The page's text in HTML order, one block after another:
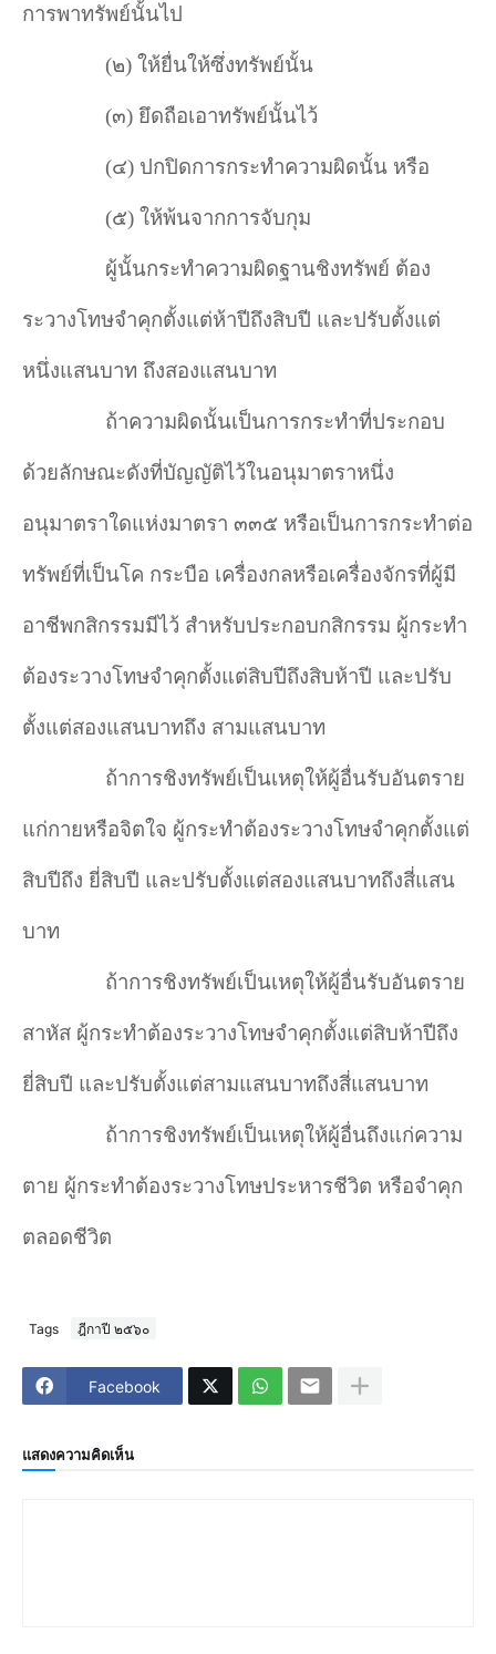
การพาทรัพย์นั้นไป
(๒) ให้ยื่นให้ซึ่งทรัพย์นั้น
(๓) ยึดถือเอาทรัพย์นั้นไว้
(๔) ปกปิดการกระทำความผิดนั้น หรือ
(๕) ให้พ้นจากการจับกุม
ผู้นั้นกระทำความผิดฐานชิงทรัพย์ ต้อง
ระวางโทษจำคุกตั้งแต่ห้าปีถึงสิบปี และปรับตั้งแต่
หนึ่งแสนบาท ถึงสองแสนบาท
ถ้าความผิดนั้นเป็นการกระทำที่ประกอบ
ด้วยลักษณะดังที่บัญญัติไว้ในอนุมาตราหนึ่ง
อนุมาตราใดแห่งมาตรา ๓๓๕ หรือเป็นการกระทำต่อ
ทรัพย์ที่เป็นโค กระบือ เครื่องกลหรือเครื่องจักรที่ผู้มี
อาชีพกสิกรรมมีไว้ สำหรับประกอบกสิกรรม ผู้กระทำ
ต้องระวางโทษจำคุกตั้งแต่สิบปีถึงสิบห้าปี และปรับ
ตั้งแต่สองแสนบาทถึง สามแสนบาท
ถ้าการชิงทรัพย์เป็นเหตุให้ผู้อื่นรับอันตราย
แก่กายหรือจิตใจ ผู้กระทำต้องระวางโทษจำคุกตั้งแต่
สิบปีถึง ยี่สิบปี และปรับตั้งแต่สองแสนบาทถึงสี่แสน
บาท
ถ้าการชิงทรัพย์เป็นเหตุให้ผู้อื่นรับอันตราย
สาหัส ผู้กระทำต้องระวางโทษจำคุกตั้งแต่สิบห้าปีถึง
ยี่สิบปี และปรับตั้งแต่สามแสนบาทถึงสี่แสนบาท
ถ้าการชิงทรัพย์เป็นเหตุให้ผู้อื่นถึงแก่ความ
ตาย ผู้กระทำต้องระวางโทษประหารชีวิต หรือจำคุก
ตลอดชีวิต
Tags ฎีกาปี ๒๕๖๐
Facebook
แสดงความคิดเห็น